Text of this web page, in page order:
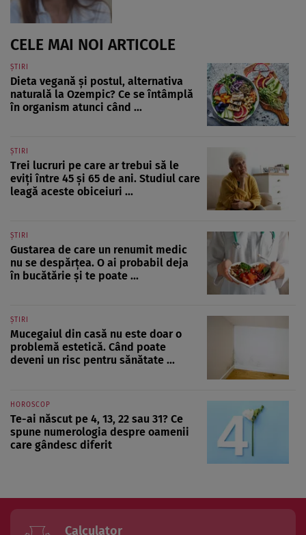
CELE MAI NOI ARTICOLE
ȘTIRI
Dieta vegană și postul, alternativa
naturală la Ozempic? Ce se întâmplă
în organism atunci când ...
ȘTIRI
Trei lucruri pe care ar trebui să le
eviți între 45 și 65 de ani. Studiul care
leagă aceste obiceiuri ...
ȘTIRI
Gustarea de care un renumit medic
nu se despărțea. O ai probabil deja
în bucătărie și te poate ...
ȘTIRI
Mucegaiul din casă nu este doar o
problemă estetică. Când poate
deveni un risc pentru sănătate ...
HOROSCOP
Te-ai născut pe 4, 13, 22 sau 31? Ce
spune numerologia despre oamenii
care gândesc diferit
Calculator